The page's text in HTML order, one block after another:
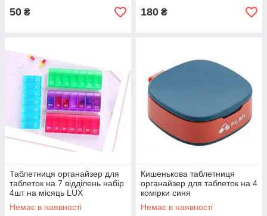
50 ₴ 180 ₴
Таблетниця органайзер для
таблеток на 7 відділень набір
4шт на місяць LUX
Немає в наявності
Кишенькова таблетниця
органайзер для таблеток на 4
комірки синя
Немає в наявності